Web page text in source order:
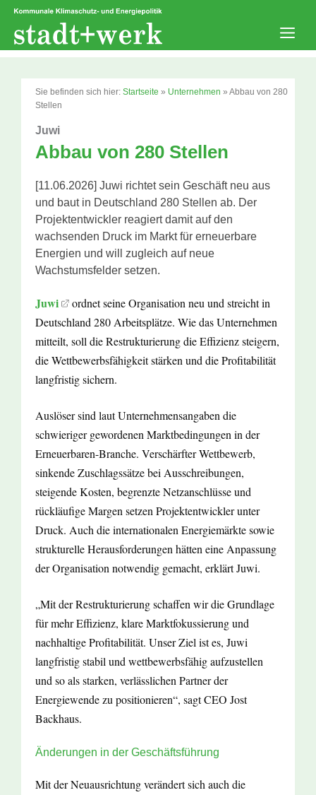
Zum
springen
Sie befinden sich hier: Startseite » Unternehmen » Abbau von 280
Stellen
Juwi
Abbau von 280 Stellen
[11.06.2026] Juwi richtet sein Geschäft neu aus
und baut in Deutschland 280 Stellen ab. Der
Projektentwickler reagiert damit auf den
wachsenden Druck im Markt für erneuerbare
Energien und will zugleich auf neue
Wachstumsfelder setzen.
Juwi
ordnet seine Organisation neu und streicht in
Deutschland 280 Arbeitsplätze. Wie das Unternehmen
mitteilt, soll die Restrukturierung die Effizienz steigern,
die Wettbewerbsfähigkeit stärken und die Profitabilität
langfristig sichern.
Auslöser sind laut Unternehmensangaben die
schwieriger gewordenen Marktbedingungen in der
Erneuerbaren-Branche. Verschärfter Wettbewerb,
sinkende Zuschlagssätze bei Ausschreibungen,
steigende Kosten, begrenzte Netzanschlüsse und
rückläufige Margen setzen Projektentwickler unter
Druck. Auch die internationalen Energiemärkte sowie
strukturelle Herausforderungen hätten eine Anpassung
der Organisation notwendig gemacht, erklärt Juwi.
„Mit der Restrukturierung schaffen wir die Grundlage
für mehr Effizienz, klare Marktfokussierung und
nachhaltige Profitabilität. Unser Ziel ist es, Juwi
langfristig stabil und wettbewerbsfähig aufzustellen
und so als starken, verlässlichen Partner der
Energiewende zu positionieren“, sagt CEO Jost
Backhaus.
Änderungen in der Geschäftsführung
Mit der Neuausrichtung verändert sich auch die